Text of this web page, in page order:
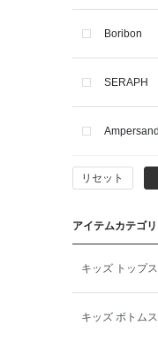
Boribon
SERAPH
Ampersand
BIT'Z
toitoitoi
allolun.
リセット
アイテムカテゴリ
キッズ トップス
キッズ ボトムス